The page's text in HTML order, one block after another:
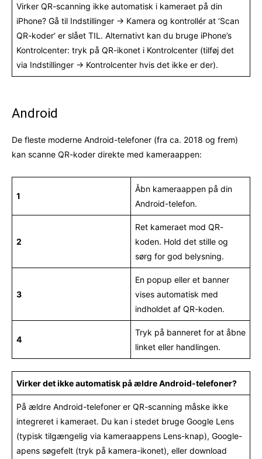
Virker QR-scanning ikke automatisk i kameraet på din
iPhone? Gå til Indstillinger → Kamera og kontrollér at ‘Scan
QR-koder’ er slået TIL. Alternativt kan du bruge iPhone’s
Kontrolcenter: tryk på QR-ikonet i Kontrolcenter (tilføj det
via Indstillinger → Kontrolcenter hvis det ikke er der).
Android
De fleste moderne Android-telefoner (fra ca. 2018 og frem)
kan scanne QR-koder direkte med kameraappen:
1
Åbn kameraappen på din
Android-telefon.
2
Ret kameraet mod QR-
koden. Hold det stille og
sørg for god belysning.
3
En popup eller et banner
vises automatisk med
indholdet af QR-koden.
4
Tryk på banneret for at åbne
linket eller handlingen.
Virker det ikke automatisk på ældre Android-telefoner?
På ældre Android-telefoner er QR-scanning måske ikke
integreret i kameraet. Du kan i stedet bruge Google Lens
(typisk tilgængelig via kameraappens Lens-knap), Google-
apens søgefelt (tryk på kamera-ikonet), eller download